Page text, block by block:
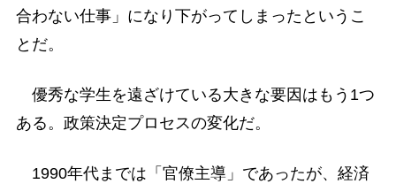
合わない仕事」になり下がってしまったというこ
とだ。
優秀な学生を遠ざけている大きな要因はもう1つ
ある。政策決定プロセスの変化だ。
1990年代までは「官僚主導」であったが、経済